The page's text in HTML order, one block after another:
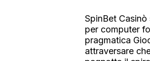
SpinBet
per computer
pragmatica
attraversare